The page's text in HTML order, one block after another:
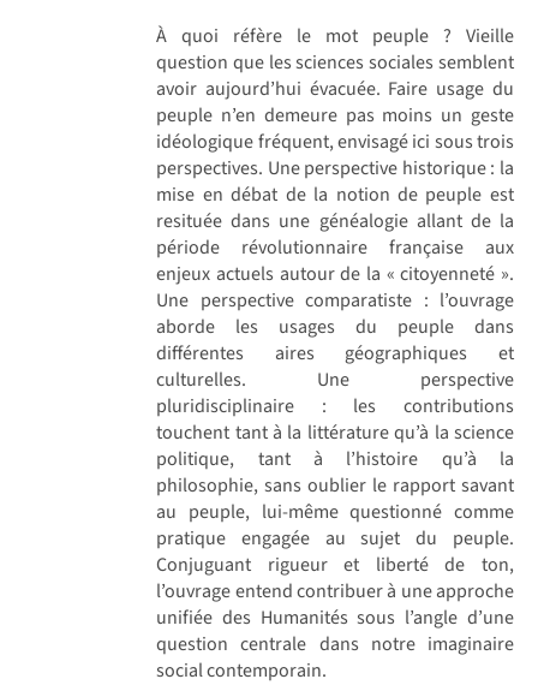
À quoi réfère le mot peuple ? Vieille
question que les sciences sociales semblent
avoir aujourd’hui évacuée. Faire usage du
peuple n’en demeure pas moins un geste
idéologique fréquent, envisagé ici sous trois
perspectives. Une perspective historique : la
mise en débat de la notion de peuple est
resituée dans une généalogie allant de la
période révolutionnaire française aux
enjeux actuels autour de la « citoyenneté ».
Une perspective comparatiste : l’ouvrage
aborde les usages du peuple dans
différentes aires géographiques et
culturelles. Une perspective
pluridisciplinaire : les contributions
touchent tant à la littérature qu’à la science
politique, tant à l’histoire qu’à la
philosophie, sans oublier le rapport savant
au peuple, lui-même questionné comme
pratique engagée au sujet du peuple.
Conjuguant rigueur et liberté de ton,
l’ouvrage entend contribuer à une approche
unifiée des Humanités sous l’angle d’une
question centrale dans notre imaginaire
social contemporain.